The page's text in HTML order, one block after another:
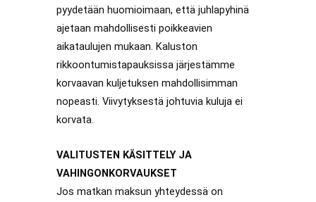
pyydetään huomioimaan, että juhlapyhinä
ajetaan mahdollisesti poikkeavien
aikataulujen mukaan. Kaluston
rikkoontumistapauksissa järjestämme
korvaavan kuljetuksen mahdollisimman
nopeasti. Viivytyksestä johtuvia kuluja ei
korvata.
VALITUSTEN KÄSITTELY JA
VAHINGONKORVAUKSET
Jos matkan maksun yhteydessä on